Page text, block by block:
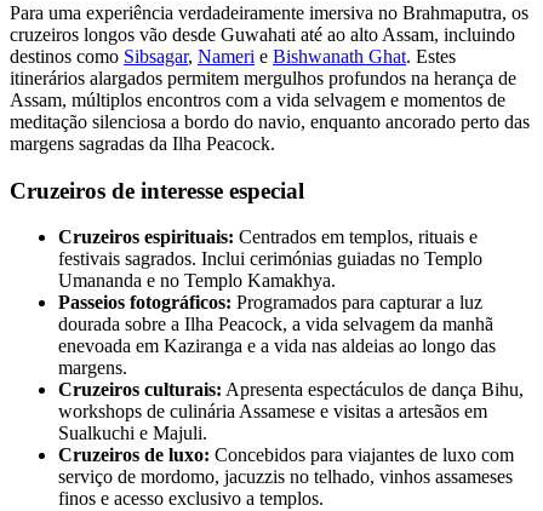
Para uma experiência verdadeiramente imersiva no Brahmaputra, os
cruzeiros longos vão desde Guwahati até ao alto Assam, incluindo
destinos como Sibsagar, Nameri e Bishwanath Ghat. Estes
itinerários alargados permitem mergulhos profundos na herança de
Assam, múltiplos encontros com a vida selvagem e momentos de
meditação silenciosa a bordo do navio, enquanto ancorado perto das
margens sagradas da Ilha Peacock.
Cruzeiros de interesse especial
Cruzeiros espirituais: Centrados em templos, rituais e
festivais sagrados. Inclui cerimónias guiadas no Templo
Umananda e no Templo Kamakhya.
Passeios fotográficos: Programados para capturar a luz
dourada sobre a Ilha Peacock, a vida selvagem da manhã
enevoada em Kaziranga e a vida nas aldeias ao longo das
margens.
Cruzeiros culturais: Apresenta espectáculos de dança Bihu,
workshops de culinária Assamese e visitas a artesãos em
Sualkuchi e Majuli.
Cruzeiros de luxo: Concebidos para viajantes de luxo com
serviço de mordomo, jacuzzis no telhado, vinhos assameses
finos e acesso exclusivo a templos.